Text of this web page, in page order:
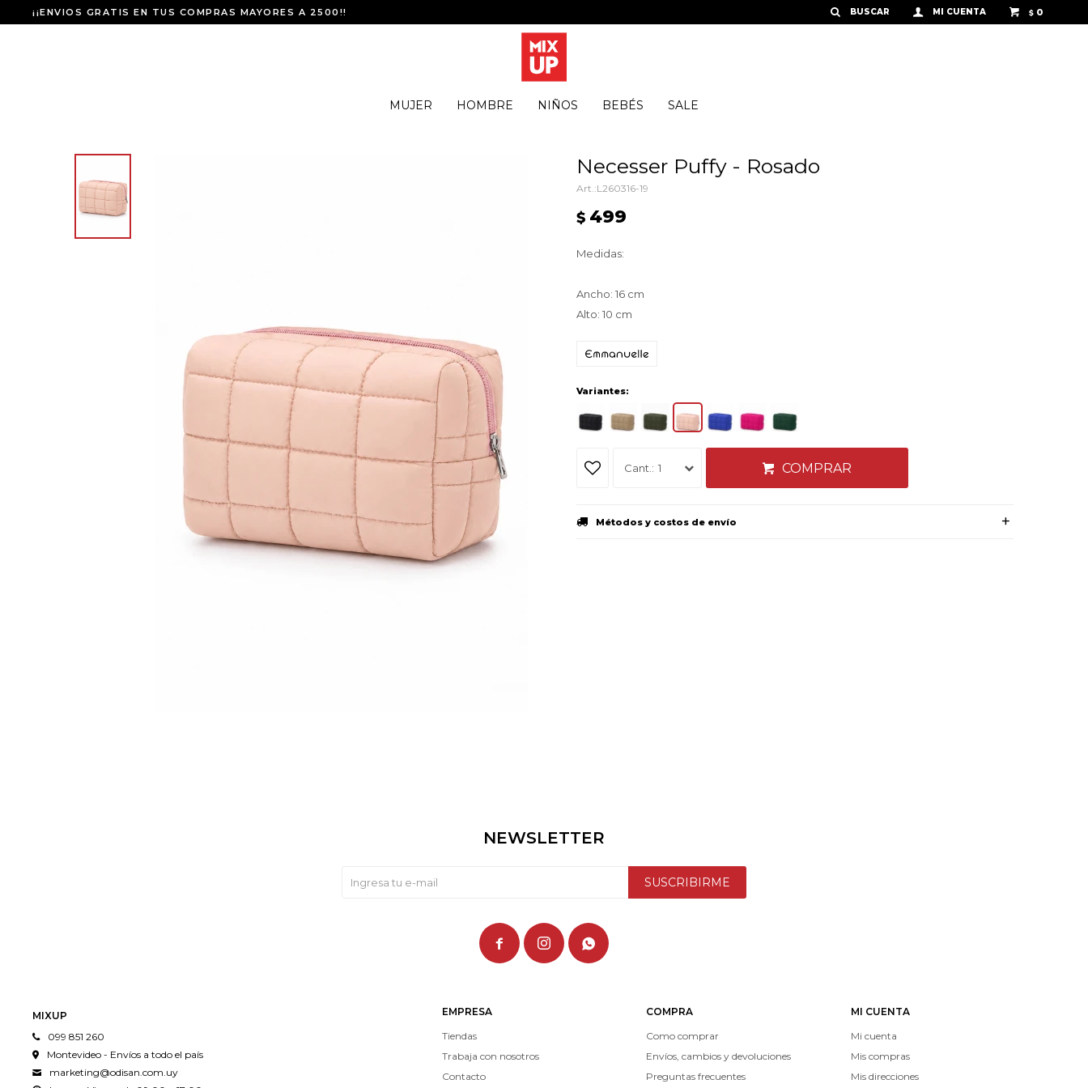
MUJER HOMBRE NIÑOS BEBÉS SALE
$ 0
¡¡ENVIOS GRATIS EN TUS COMPRAS MAYORES A 2500!!
Necesser Puffy - Rosado
L260316-19
$ 499
Medidas:
Ancho: 16 cm
Alto: 10 cm
Variantes:
1 COMPRAR
Métodos y costos de envío
MIXUP
099 851 260
Montevideo - Envíos a todo el país
marketing@odisan.com.uy
EMPRESA
Tiendas
Trabaja con nosotros
Contacto
COMPRA
Como comprar
Envíos, cambios y devoluciones
Preguntas frecuentes
MI CUENTA
Mi cuenta
Mis compras
Mis direcciones
NEWSLETTER
SUSCRIBIRME
  